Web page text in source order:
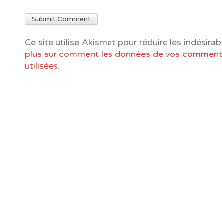
Ce site utilise Akismet pour réduire les
plus sur comment les données de vos
utilisées.